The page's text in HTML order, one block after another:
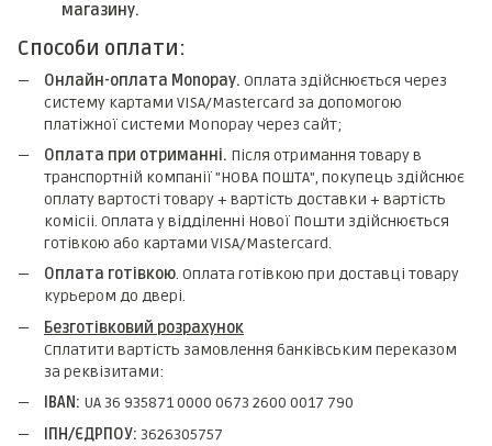
магазину.
Способи оплати:
Онлайн-оплата Monopay. Оплата здійснюється через
систему картами VISA/Mastercard за допомогою
платіжної системи Monopay через сайт;
Оплата при отриманні. Після отримання товару в
транспортній компанії "НОВА ПОШТА", покупець здійснює
оплату вартості товару + вартість доставки + вартість
комicii. Оплата у відділенні Нової Пошти здійснюється
готівкою або картами VISA/Mastercard.
Оплата готівкою. Оплата готівкою при доставці товару
курьером до двері.
Безготівковий розрахунок
Сплатити вартість замовлення банківським переказом
за реквізитами:
IBAN: UA 36 935871 0000 0673 2600 0017 790
ІПН/ЄДРПОУ: 3626305757